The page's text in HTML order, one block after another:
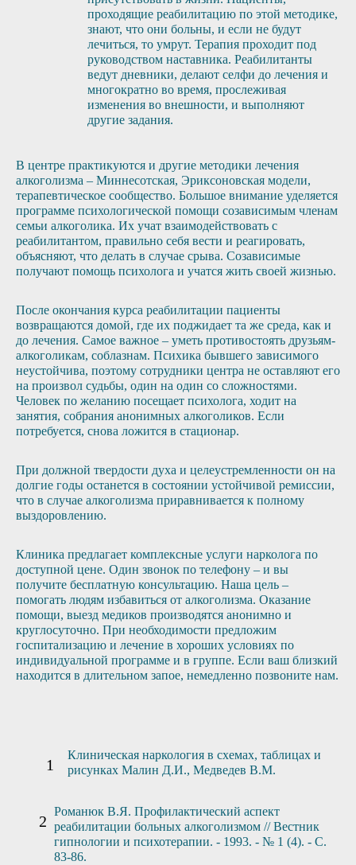
проходящие реабилитацию по этой методике,
знают, что они больны, и если не будут
лечиться, то умрут. Терапия проходит под
руководством наставника. Реабилитанты
ведут дневники, делают селфи до лечения и
многократно во время, прослеживая
изменения во внешности, и выполняют
другие задания.
В центре практикуются и другие методики лечения
алкоголизма – Миннесотская, Эриксоновская модели,
терапевтическое сообщество. Большое внимание уделяется
программе психологической помощи созависимым членам
семьи алкоголика. Их учат взаимодействовать с
реабилитантом, правильно себя вести и реагировать,
объясняют, что делать в случае срыва. Созависимые
получают помощь психолога и учатся жить своей жизнью.
После окончания курса реабилитации пациенты
возвращаются домой, где их поджидает та же среда, как и
до лечения. Самое важное – уметь противостоять друзьям-
алкоголикам, соблазнам. Психика бывшего зависимого
неустойчива, поэтому сотрудники центра не оставляют его
на произвол судьбы, один на один со сложностями.
Человек по желанию посещает психолога, ходит на
занятия, собрания анонимных алкоголиков. Если
потребуется, снова ложится в стационар.
При должной твердости духа и целеустремленности он на
долгие годы останется в состоянии устойчивой ремиссии,
что в случае алкоголизма приравнивается к полному
выздоровлению.
Клиника предлагает комплексные услуги нарколога по
доступной цене. Один звонок по телефону – и вы
получите бесплатную консультацию. Наша цель –
помогать людям избавиться от алкоголизма. Оказание
помощи, выезд медиков производятся анонимно и
круглосуточно. При необходимости предложим
госпитализацию и лечение в хороших условиях по
индивидуальной программе и в группе. Если ваш близкий
находится в длительном запое, немедленно позвоните нам.
Клиническая наркология в схемах, таблицах и
рисунках Малин Д.И., Медведев В.М.
Романюк В.Я. Профилактический аспект
реабилитации больных алкоголизмом // Вестник
гипнологии и психотерапии. - 1993. - № 1 (4). - С.
83-86.